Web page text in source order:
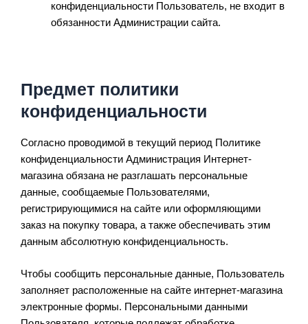
конфиденциальности Пользователь, не входит в
обязанности Администрации сайта.
Предмет политики
конфиденциальности
Согласно проводимой в текущий период Политике
конфиденциальности Администрация Интернет-
магазина обязана не разглашать персональные
данные, сообщаемые Пользователями,
регистрирующимися на сайте или оформляющими
заказ на покупку товара, а также обеспечивать этим
данным абсолютную конфиденциальность.
Чтобы сообщить персональные данные, Пользователь
заполняет расположенные на сайте интернет-магазина
электронные формы. Персональными данными